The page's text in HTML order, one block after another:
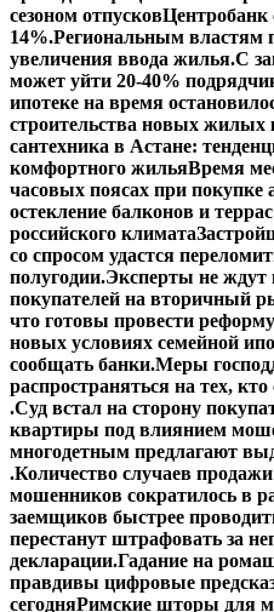
сезоном отпусковЦентробанк
14%.Региональным властям
увеличения ввода жилья.С
может уйти 20-40%
ипотеке на время
строительства новых жилых
сантехника в Астане:
комфортного жильяВремя
часовых поясах при покупке
остекление балконов и
российского климата
со спросом удастся
полугодии.Эксперты не ждут
покупателей на вторичный
что готовы провести
новых условиях семейной
сообщать банки.Меры
распространяться на тех,
.Суд встал на сторону
квартиры под влиянием
многодетным предлагают
.Количество случаев
мошенников сократилось в
заемщиков быстрее
перестанут штрафовать за
декларации.Гадание на
правдивы цифровые
сегодняРимские шторы для